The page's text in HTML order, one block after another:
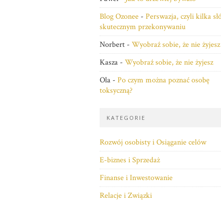
Blog Ozonee - Perswazja, czyli kilka
skutecznym przekonywaniu
Norbert - Wyobraź sobie, że nie żyjesz
Kasza - Wyobraź sobie, że nie żyjesz
Ola - Po czym można poznać osobę
toksyczną?
KATEGORIE
Rozwój osobisty i Osiąganie celów
E-biznes i Sprzedaż
Finanse i Inwestowanie
Relacje i Związki